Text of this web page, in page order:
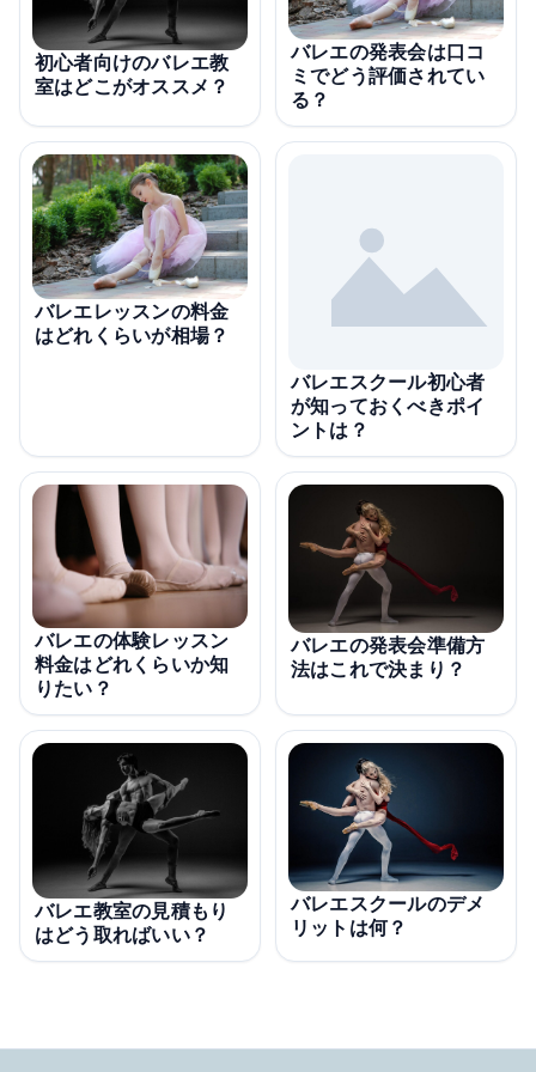
初心者向けのバレエ教
室はどこがオススメ？
バレエの発表会は口コ
ミでどう評価されてい
る？
バレエレッスンの料金
はどれくらいが相場？
バレエスクール初心者
が知っておくべきポイ
ントは？
バレエの体験レッスン
料金はどれくらいか知
りたい？
バレエの発表会準備方
法はこれで決まり？
バレエ教室の見積もり
はどう取ればいい？
バレエスクールのデメ
リットは何？